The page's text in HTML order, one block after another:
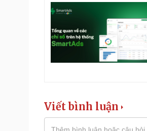
Viết bình luận